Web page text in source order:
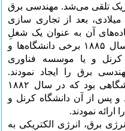
تلقی می‌شد. مهندسی برق
میلادی، بعد از تجاری سازی
آن به عنوان یک شغلِ
شناخته شده مطرح شد. از حدود سال ۱۸۸۵ برخی دانشگاه‌ها و
کرنل و یا موسسه فناوری
برق را ایجاد نمودند.
دانشگاه فنی دارمشتات اولین دانشگاهی بود که در سال ۱۸۸۲
و پس از آن دانشگاه کرنل و
نمودند.
برق، انرژی الکتریکی به